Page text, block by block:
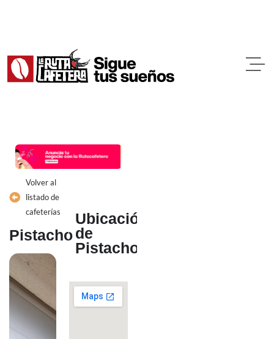
Volver al
listado de
cafeterías
Pistacho
Ubicación
de
Pistacho